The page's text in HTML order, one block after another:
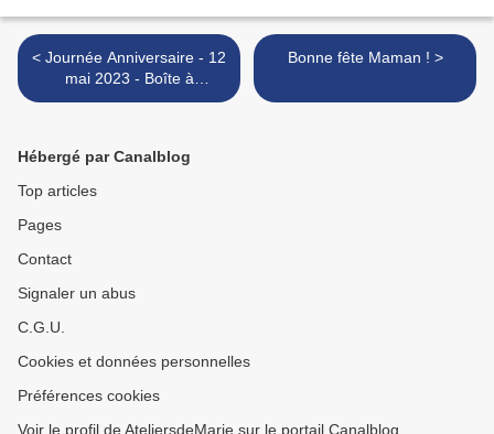
< Journée Anniversaire - 12
mai 2023 - Boîte à
explosion Naissance
Bonne fête Maman ! >
Hébergé par Canalblog
Top articles
Pages
Contact
Signaler un abus
C.G.U.
Cookies et données personnelles
Préférences cookies
Voir le profil de AteliersdeMarie sur le portail Canalblog